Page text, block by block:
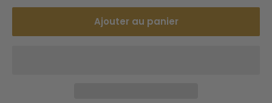
Ajouter au panier